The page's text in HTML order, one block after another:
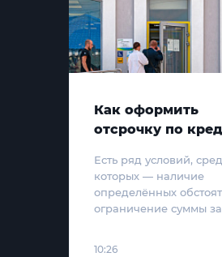
Как оформить
отсрочку по
Есть ряд условий,
которых — наличие
определённых
ограничение суммы
10:26